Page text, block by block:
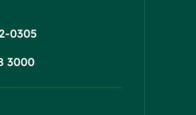
0305
3000